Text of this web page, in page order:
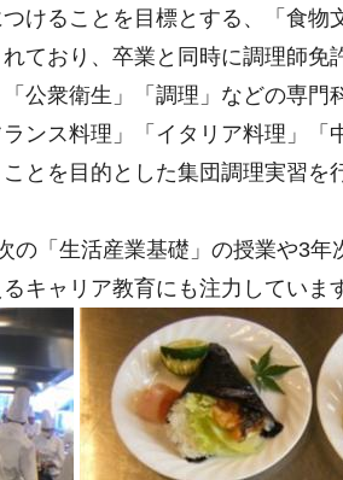
けることを目標とする、「食
ており、卒業と同時に調理師免
公衆衛生」「調理」などの専
ンス料理」「イタリア料理」
とを目的とした集団調理実習
の「生活産業基礎」の授業や3
キャリア教育にも注力していま